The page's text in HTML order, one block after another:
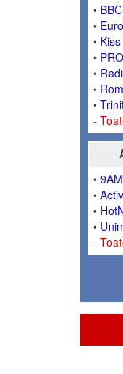
•
•
•
•
•
•
•
-
• 9AM
•
•
•
-